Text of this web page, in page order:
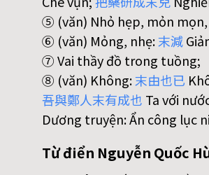
⑤ (văn) Nhỏ hẹp, mỏn
⑥ (văn) Mỏng, nhẹ:末減
⑦ Vai thầy đồ trong tuồng;
⑧ (văn) Không:末由也已
吾與鄭人末有成也 Ta với
Dương truyện: Ẩn công lục
Từ điển Nguyễn Quốc